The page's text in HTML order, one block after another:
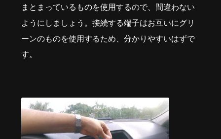
まとまっているものを使用するので、間違わない
ようにしましょう。接続する端子はお互いにグリ
ーンのものを使用するため、分かりやすいはずで
す。